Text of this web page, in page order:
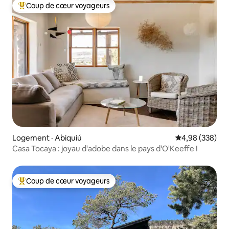
Coup de cœur voyageurs parmi les plus aimés
Coup de cœur voyageurs
Logement · Abiquiú Note
4,98 (338)
Casa Tocaya : joyau d'adobe dans le pays d'O'Keeffe !
Coup de cœur voyageurs parmi les plus aimés
Coup de cœur voyageurs